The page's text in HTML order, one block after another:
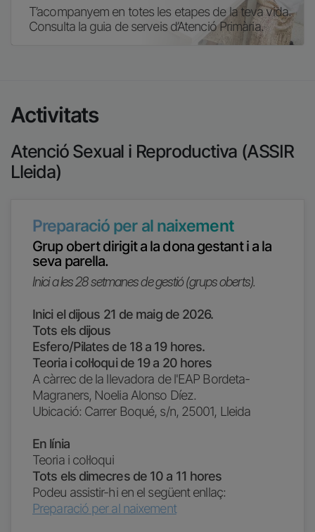
T’acompanyem en totes les etapes de la teva vida.
Consulta la guia de serveis d’Atenció Primària.
Activitats
Atenció Sexual i Reproductiva (ASSIR
Lleida)
Preparació per al naixement
Grup obert dirigit a la dona gestant i a la
seva parella.
Inici a les 28 setmanes de gestió (grups oberts).
Inici el dijous 21 de maig de 2026.
Tots els dijous
Esfero/Pilates de 18 a 19 hores.
Teoria i col·loqui de 19 a 20 hores
A càrrec de la llevadora de l'EAP Bordeta-
Magraners, Noelia Alonso Díez.
Ubicació: Carrer Boqué, s/n, 25001, Lleida
En línia
Teoria i col·loqui
Tots els dimecres de 10 a 11 hores
Podeu assistir-hi en el següent enllaç:
Preparació per al naixement